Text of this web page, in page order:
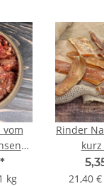
vom
*
kg
Rinder
kurz
21,40